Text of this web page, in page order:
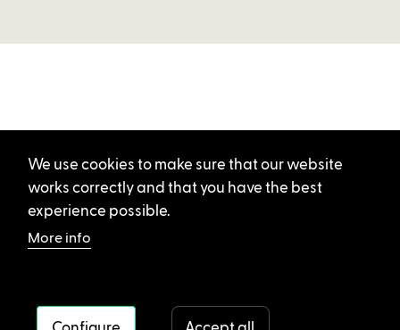
We use cookies to make sure that our website
works correctly and that you have the best
experience possible.
More info